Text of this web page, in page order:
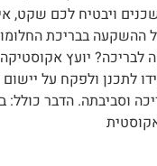
ויבטיח לכם שקט,
ההשקעה בבריכת
לבריכה? יועץ
לתכנן ולפקח על יישום
וסביבתה. הדבר כולל: